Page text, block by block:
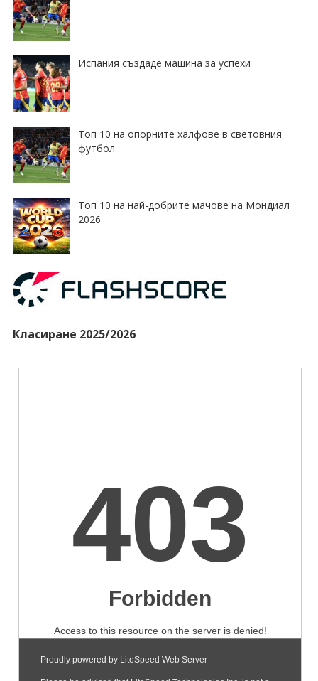
Испания създаде машина за успехи
Топ 10 на опорните халфове в световния
футбол
Топ 10 на най-добрите мачове на Мондиал
2026
Класиране 2025/2026